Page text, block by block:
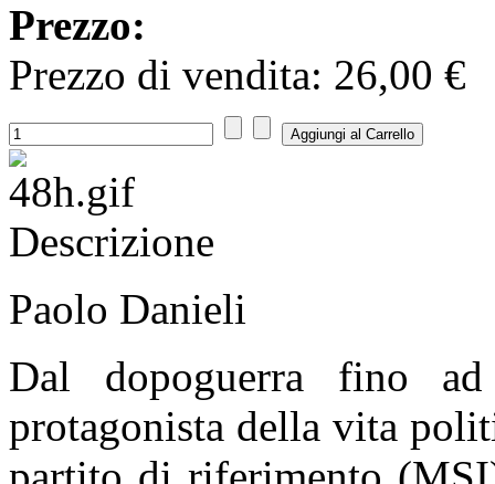
Prezzo:
Prezzo di vendita: 26,00 €
Descrizione
Paolo Danieli
Dal dopoguerra fino
protagonista della vita